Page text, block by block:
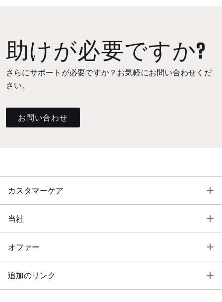
助けが必要ですか?
さらにサポートが必要ですか？お気軽にお問い合わせくだ
さい。
お問い合わせ
カスタマーケア
当社
オファー
追加のリンク